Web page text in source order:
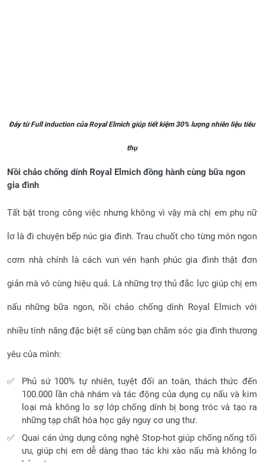
Đáy từ Full induction của Royal Elmich giúp tiết kiệm 30% lượng nhiên liệu tiêu
thụ
Nồi chảo chống dính Royal Elmich đồng hành cùng bữa ngon
gia đình
Tất bật trong công việc nhưng không vì vậy mà chị em phụ nữ
lơ là đi chuyện bếp núc gia đình. Trau chuốt cho từng món ngon
cơm nhà chính là cách vun vén hạnh phúc gia đình thật đơn
giản mà vô cùng hiệu quả. Là những trợ thủ đắc lực giúp chị em
nấu những bữa ngon, nồi chảo chống dính Royal Elmich với
nhiều tính năng đặc biệt sẽ cùng bạn chăm sóc gia đình thương
yêu của mình:
Phủ sứ 100% tự nhiên, tuyệt đối an toàn, thách thức đến
100.000 lần chà nhám và tác động của dụng cụ nấu và kim
loại mà không lo sợ lớp chống dính bị bong tróc và tạo ra
những tạp chất hóa học gây nguy cơ ung thư.
Quai cán ứng dụng công nghệ Stop-hot giúp chống nống tối
ưu, giúp chị em dễ dàng thao tác khi xào nấu mà không lo